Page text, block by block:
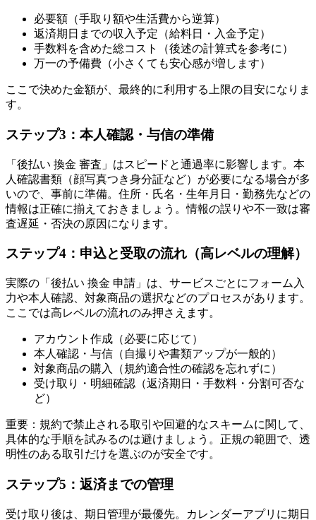
必要額（手取り額や生活費から逆算）
返済期日までの収入予定（給料日・入金予定）
手数料を含めた総コスト（後述の計算式を参考に）
万一の予備費（小さくても安心感が増します）
ここで決めた金額が、最終的に利用する上限の目安になりま
す。
ステップ3：本人確認・与信の準備
「後払い 換金 審査」はスピードと通過率に影響します。本
人確認書類（顔写真つき身分証など）が必要になる場合が多
いので、事前に準備。住所・氏名・生年月日・勤務先などの
情報は正確に揃えておきましょう。情報の誤りや不一致は審
査遅延・否決の原因になります。
ステップ4：申込と受取の流れ（高レベルの理解）
実際の「後払い 換金 申請」は、サービスごとにフォーム入
力や本人確認、対象商品の選択などのプロセスがあります。
ここでは高レベルの流れのみ押さえます。
アカウント作成（必要に応じて）
本人確認・与信（自撮りや書類アップが一般的）
対象商品の購入（規約適合性の確認を忘れずに）
受け取り・明細確認（返済期日・手数料・分割可否な
ど）
重要：規約で禁止される取引や回避的なスキームに関して、
具体的な手順を試みるのは避けましょう。正規の範囲で、透
明性のある取引だけを選ぶのが安全です。
ステップ5：返済までの管理
受け取り後は、期日管理が最優先。カレンダーアプリに期日